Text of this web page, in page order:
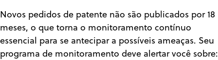
Novos pedidos de patente não são publicados por 18
meses, o que torna o monitoramento contínuo
essencial para se antecipar a possíveis ameaças. Seu
programa de monitoramento deve alertar você sobre: